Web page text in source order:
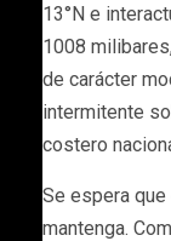
13°N e
1008
de carácter
intermitente
costero
Se espera
mantenga.